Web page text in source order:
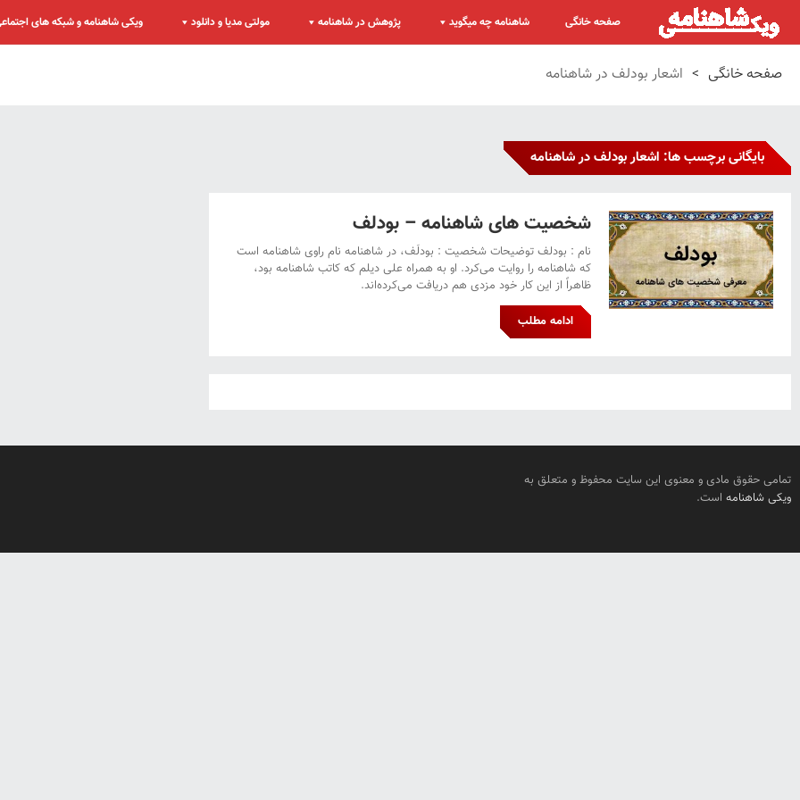
صفحه خانگی شاهنامه چه میگوید پژوهش در شاهنامه مولتی مدیا و دانلود ویکی شاهنامه و شبکه های
صفحه خانگی > اشعار بودلف در شاهنامه
بایگانی برچسب ها: اشعار بودلف در شاهنامه
شخصیت های شاهنامه – بودلف
نام : بودلف توضیحات شخصیت : بودلَف، در شاهنامه نام راوی شاهنامه است
که شاهنامه را روایت می‌کرد. او به همراه علی دیلم که کاتب شاهنامه بود،
ظاهراً از این کار خود مزدی هم دریافت می‌کرده‌اند.
ادامه مطلب
تمامی حقوق مادی و معنوی این سایت محفوظ و متعلق به
ویکی شاهنامه است.